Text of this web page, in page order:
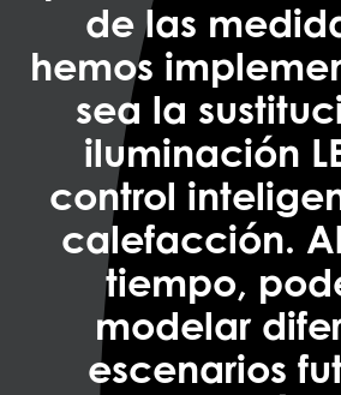
de las
hemos
sea la
iluminación
control
calefacción.
tiempo,
modelar
escenarios